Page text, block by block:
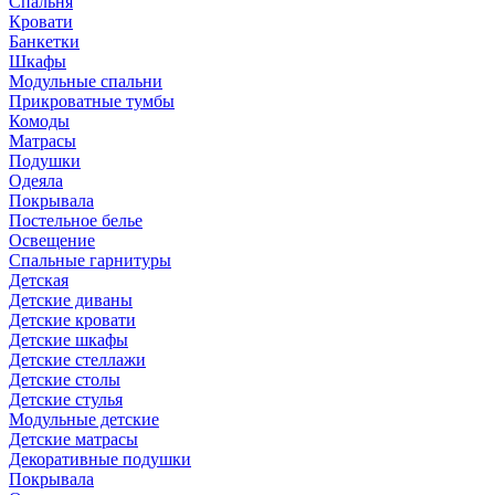
Кровати
Банкетки
Шкафы
Модульные спальни
Прикроватные тумбы
Комоды
Матрасы
Подушки
Одеяла
Покрывала
Постельное белье
Освещение
Спальные гарнитуры
Детская
Детские диваны
Детские кровати
Детские шкафы
Детские стеллажи
Детские столы
Детские стулья
Модульные детские
Детские матрасы
Декоративные подушки
Покрывала